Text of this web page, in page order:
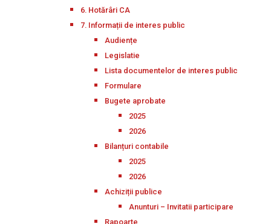
6. Hotărâri CA
7. Informații de interes public
Audiențe
Legislatie
Lista documentelor de interes public
Formulare
Bugete aprobate
2025
2026
Bilanțuri contabile
2025
2026
Achiziții publice
Anunturi – Invitatii participare
Rapoarte